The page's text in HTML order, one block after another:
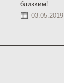
близким!
03.05.2019